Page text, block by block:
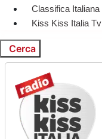
Classifica Italiana
Kiss Kiss Italia Tv
Cerca